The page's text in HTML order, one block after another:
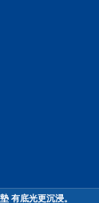
有底光更沉浸。